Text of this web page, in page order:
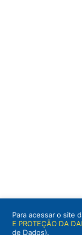
Para acessar o site
E PROTEÇÃO DA
de Dados).